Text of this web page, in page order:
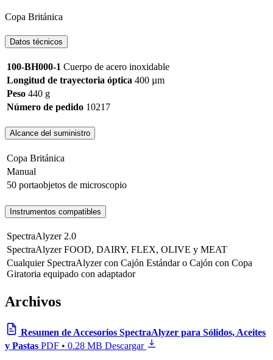
Copa Británica
Datos técnicos
100-BH000-1 Cuerpo de acero inoxidable
Longitud de trayectoria óptica 400 µm
Peso 440 g
Número de pedido 10217
Alcance del suministro
Copa Británica
Manual
50 portaobjetos de microscopio
Instrumentos compatibles
SpectraAlyzer 2.0
SpectraAlyzer FOOD, DAIRY, FLEX, OLIVE y MEAT
Cualquier SpectraAlyzer con Cajón Estándar o Cajón con Copa
Giratoria equipado con adaptador
Archivos
Resumen de Accesorios SpectraAlyzer para Sólidos, Aceites
y Pastas PDF • 0.28 MB Descargar